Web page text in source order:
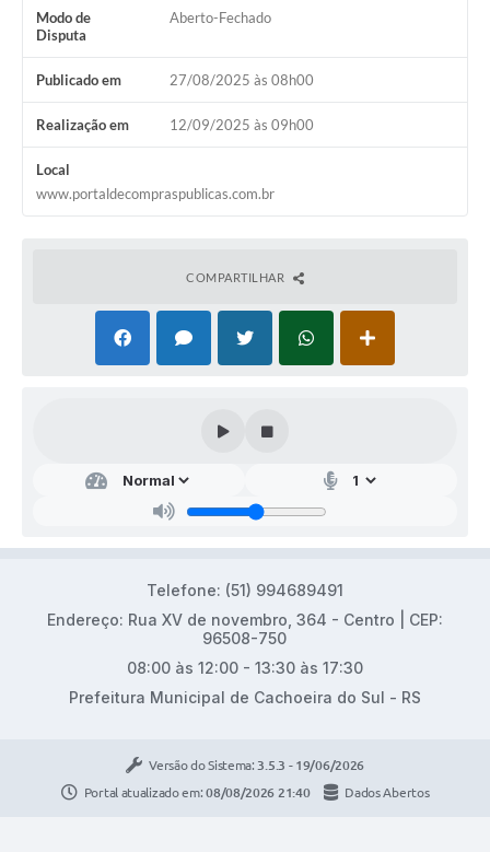
Gabinetes e Secretarias
Contas Públicas
Editais
Serviços Online
Modo de
Disputa
Aberto-Fechado
Publicado em 27/08/2025 às 08h00
Realização em 12/09/2025 às 09h00
Local
www.portaldecompraspublicas.com.br
COMPARTILHAR
Telefone: (51) 994689491
Endereço: Rua XV de novembro, 364 - Centro | CEP:
96508-750
08:00 às 12:00 - 13:30 às 17:30
Prefeitura Municipal de Cachoeira do Sul - RS
Versão do Sistema: 3.5.3 - 19/06/2026
Portal atualizado em:08/08/2026 21:40 Dados Abertos